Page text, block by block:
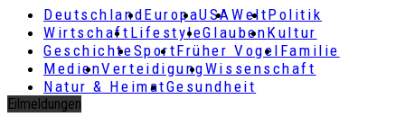
DeutschlandEuropaUSAWeltPolitik
Wirtschaft LifestyleGlaubenKultur
GeschichteSportFrüher Vogel Familie
MedienVerteidigungWissenschaft
Natur & HeimatGesundheit
Eilmeldungen